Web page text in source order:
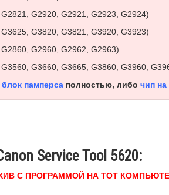
G2920, G2921, G2923, G2924)
G3820, G3821, G3920, G3923)
G2960, G2962, G2963)
G3660, G3665, G3860, G3960,
блок памперсаполностью, либо чип на
Service Tool 5620:
С ПРОГРАММОЙ НА ТОТ